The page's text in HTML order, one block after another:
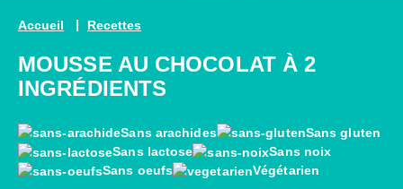
Accueil Recettes
MOUSSE AU CHOCOLAT À 2
INGRÉDIENTS
Sans arachides
Sans gluten
Sans lactose
Sans noix
Sans oeufs
Végétarien